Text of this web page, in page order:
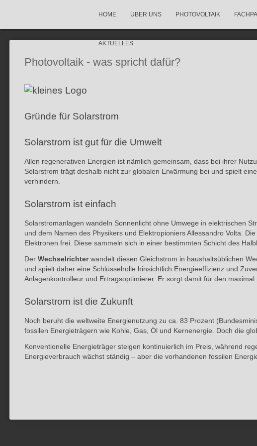
HOME ÜBER UNS PHOTOVOLTAIK
AKTUELLES
Photovoltaik - was spricht dafür?
Gründe für Solarstrom
Solarstrom ist gut für die Umwelt
Allen regenerativen Energien ist nämlich gemeinsam, dass bei ihrer
Solarstrom trägt deshalb nicht zur globalen Erwärmung bei und spielt
verhindern.
Solarstrom ist einfach
Solarstromanlagen wandeln Sonnenlicht ohne Umwege in elektrischen
und dem Namen des Physikers und Elektropioniers Allessandro Volta.
Elektronen frei. Diese sammeln sich in einer bestimmten Schicht des
Der Wechselrichterwandelt diesen Gleichstrom in haushaltsüblichen
und spielt daher eine Schlüsselrolle hinsichtlich Energieeffizienz und
Anlagenkontrolleur und Ertragsoptimierer. Er sorgt damit für den
Solarstrom ist die Zukunft
Noch beruht die weltweite Energienutzung zu ca. 83 Prozent
fossilen Energieträgern wie Kohle, Gas, Öl und Kernenergie. Doch die
Konventionelle Energieträger steigen kontinuierlich im Preis, während
Energieverbrauch wächst ständig – aber die vorhandenen fossilen